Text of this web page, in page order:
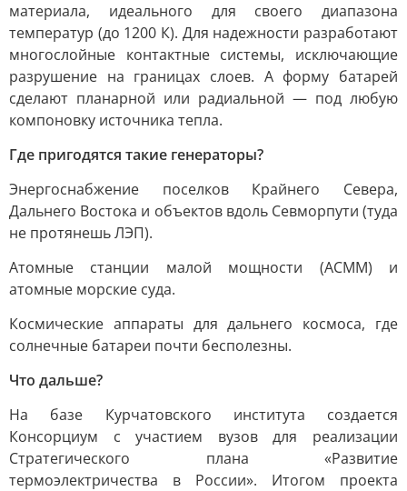
материала, идеального для своего диапазона
температур (до 1200 К). Для надежности разработают
многослойные контактные системы, исключающие
разрушение на границах слоев. А форму батарей
сделают планарной или радиальной — под любую
компоновку источника тепла.
Где пригодятся такие генераторы?
Энергоснабжение поселков Крайнего Севера,
Дальнего Востока и объектов вдоль Севморпути (туда
не протянешь ЛЭП).
Атомные станции малой мощности (АСММ) и
атомные морские суда.
Космические аппараты для дальнего космоса, где
солнечные батареи почти бесполезны.
Что дальше?
На базе Курчатовского института создается
Консорциум с участием вузов для реализации
Стратегического плана «Развитие
термоэлектричества в России». Итогом проекта